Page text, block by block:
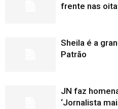
frente nas
Sheila é a
Patrão
JN faz
‘Jornalista